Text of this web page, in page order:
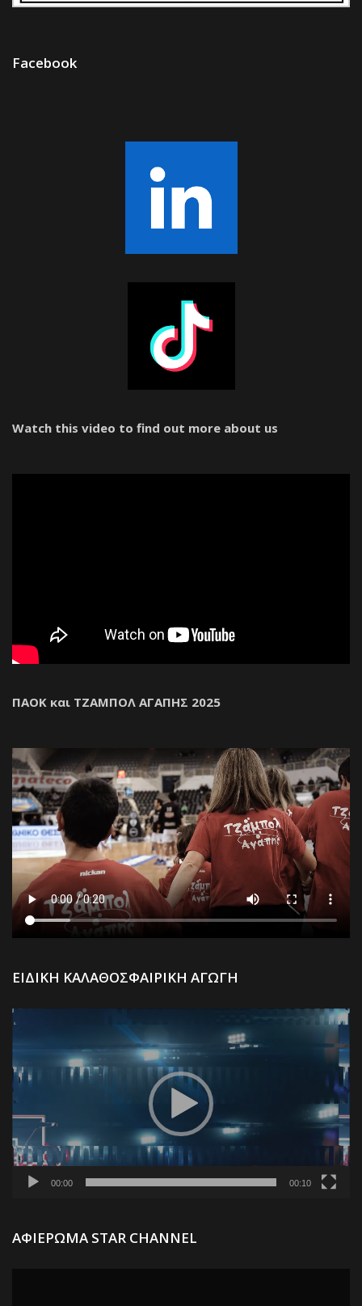
Facebook
Watch this video to find out more about us
ΠΑΟΚ και ΤΖΑΜΠΟΛ ΑΓΑΠΗΣ 2025
ΕΙΔΙΚΗ ΚΑΛΑΘΟΣΦΑΙΡΙΚΗ ΑΓΩΓΗ
00:00 00:10
ΑΦΙΕΡΩΜΑ STAR CHANNEL